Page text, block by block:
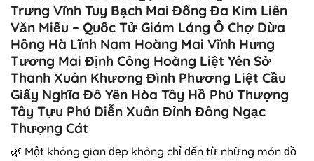
Trưng Vĩnh Tuy Bạch Mai Đống Đa Kim Liên
Văn Miếu – Quốc Tử Giám Láng Ô Chợ Dừa
Hồng Hà Lĩnh Nam Hoàng Mai Vĩnh Hưng
Tương Mai Định Công Hoàng Liệt Yên Sở
Thanh Xuân Khương Đình Phương Liệt Cầu
Giấy Nghĩa Đô Yên Hòa Tây Hồ Phú Thượng
Tây Tựu Phú Diễn Xuân Đỉnh Đông Ngạc
Thượng Cát
🌿 Một không gian đẹp không chỉ đến từ những món đồ